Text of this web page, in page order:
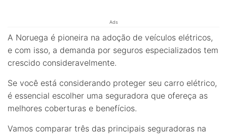
Ads
A Noruega é pioneira na adoção de veículos elétricos,
e com isso, a demanda por seguros especializados tem
crescido consideravelmente.
Se você está considerando proteger seu carro elétrico,
é essencial escolher uma seguradora que ofereça as
melhores coberturas e benefícios.
Vamos comparar três das principais seguradoras na